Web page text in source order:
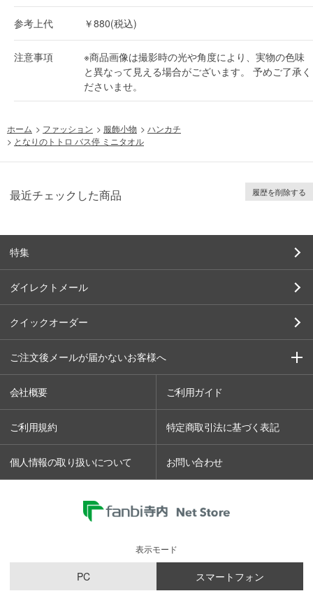
参考上代 ￥880(税込)
注意事項
※商品画像は撮影時の光や角度により、実物の色味
と異なって見える場合がございます。 予めご了承く
ださいませ。
ホーム > ファッション > 服飾小物 > ハンカチ
> となりのトトロ バス停 ミニタオル
最近チェックした商品 履歴を削除する
特集
ダイレクトメール
クイックオーダー
ご注文後メールが届かないお客様へ
会社概要 ご利用ガイド
ご利用規約 特定商取引法に基づく表記
個人情報の取り扱いについて お問い合わせ
表示モード
PC スマートフォン